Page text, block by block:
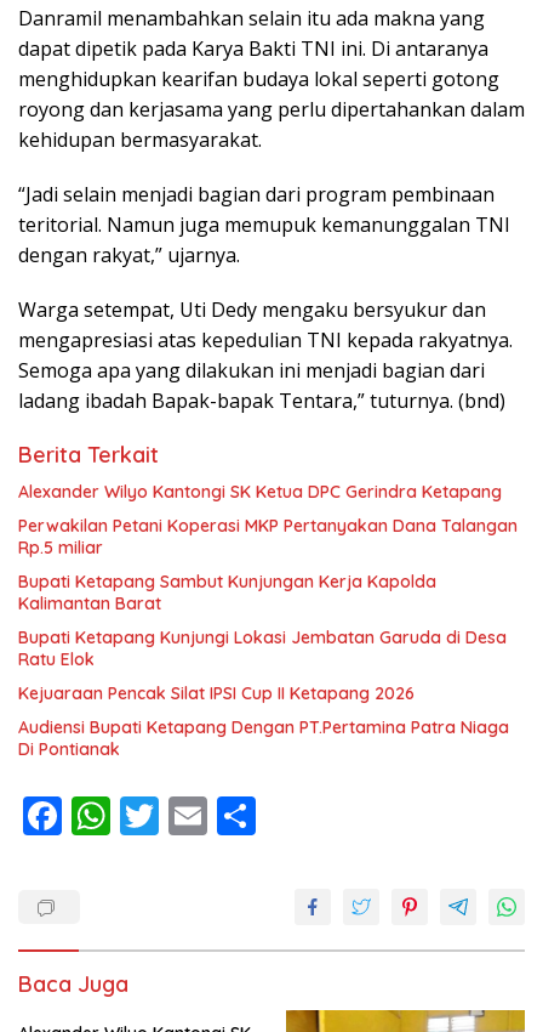
Danramil menambahkan selain itu ada makna yang
dapat dipetik pada Karya Bakti TNI ini. Di antaranya
menghidupkan kearifan budaya lokal seperti gotong
royong dan kerjasama yang perlu dipertahankan dalam
kehidupan bermasyarakat.
“Jadi selain menjadi bagian dari program pembinaan
teritorial. Namun juga memupuk kemanunggalan TNI
dengan rakyat,” ujarnya.
Warga setempat, Uti Dedy mengaku bersyukur dan
mengapresiasi atas kepedulian TNI kepada rakyatnya.
Semoga apa yang dilakukan ini menjadi bagian dari
ladang ibadah Bapak-bapak Tentara,” tuturnya. (bnd)
Berita Terkait
Alexander Wilyo Kantongi SK Ketua DPC Gerindra Ketapang
Perwakilan Petani Koperasi MKP Pertanyakan Dana Talangan
Rp.5 miliar
Bupati Ketapang Sambut Kunjungan Kerja Kapolda
Kalimantan Barat
Bupati Ketapang Kunjungi Lokasi Jembatan Garuda di Desa
Ratu Elok
Kejuaraan Pencak Silat IPSI Cup II Ketapang 2026
Audiensi Bupati Ketapang Dengan PT.Pertamina Patra Niaga
Di Pontianak
F
o
o
W
A
p
T E
Baca Juga